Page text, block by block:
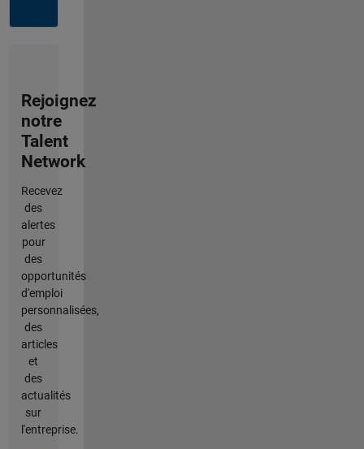
Rejoignez
notre
Talent
Network
Recevez
des
alertes
pour
des
opportunités
d'emploi
personnalisées,
des
articles
et
des
actualités
sur
l'entreprise.